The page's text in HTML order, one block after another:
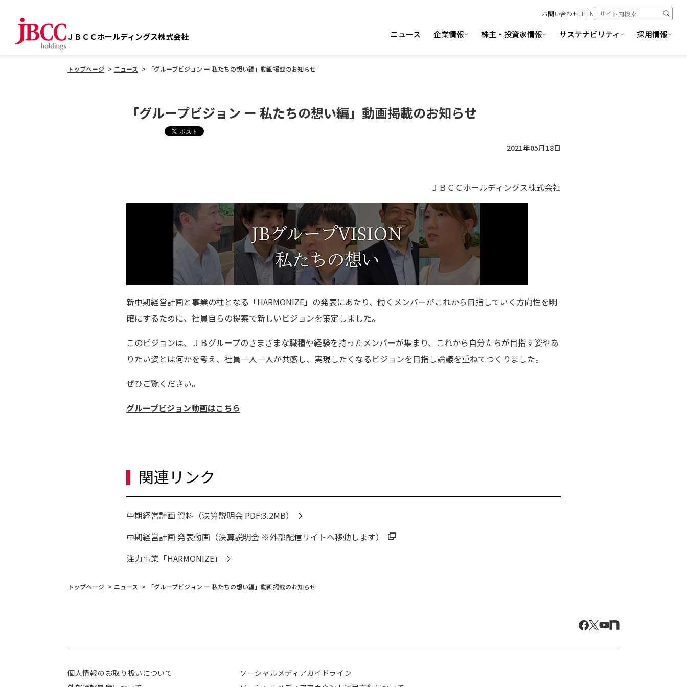
ＪＢＣＣホールディングス株式会社 ニュース 企業情報 株主・投資家情報 サステナビリティ 採用情報
お問い合わせJPEN
トップページ ニュース 「グループビジョン ー 私たちの想い編」動画掲載のお知らせ
「グループビジョン ー 私たちの想い編」動画掲載のお知らせ
2021年05月18日
ＪＢＣＣホールディングス株式会社
新中期経営計画と事業の柱となる「HARMONIZE」の発表にあたり、働くメンバーがこれから目指していく方向性を明
確にするために、社員自らの提案で新しいビジョンを策定しました。
このビジョンは、ＪＢグループのさまざまな職種や経験を持ったメンバーが集まり、これから自分たちが目指す姿やあ
りたい姿とは何かを考え、社員一人一人が共感し、実現したくなるビジョンを目指し論議を重ねてつくりました。
ぜひご覧ください。
グループビジョン動画はこちら
関連リンク
中期経営計画 資料（決算説明会 PDF:3.2MB）
中期経営計画 発表動画（決算説明会 ※外部配信サイトへ移動します）
注力事業「HARMONIZE」
トップページ ニュース 「グループビジョン ー 私たちの想い編」動画掲載のお知らせ
個人情報のお取り扱いについて
ソーシャルメディアガイドライン